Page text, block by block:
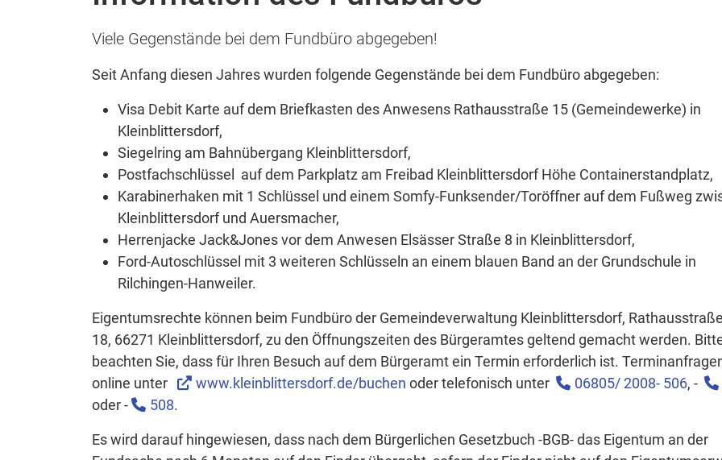
Viele Gegenstände bei dem Fundbüro abgegeben!
Seit Anfang diesen Jahres wurden folgende Gegenstände bei dem Fundbüro abgegeben:
Visa Debit Karte auf dem Briefkasten des Anwesens Rathausstraße 15 (Gemeindewerke) in
Kleinblittersdorf,
Siegelring am Bahnübergang Kleinblittersdorf,
Postfachschlüssel auf dem Parkplatz am Freibad Kleinblittersdorf Höhe Containerstandplatz,
Karabinerhaken mit 1 Schlüssel und einem Somfy-Funksender/Toröffner auf dem Fußweg
Kleinblittersdorf und Auersmacher,
Herrenjacke Jack&Jones vor dem Anwesen Elsässer Straße 8 in Kleinblittersdorf,
Ford-Autoschlüssel mit 3 weiteren Schlüsseln an einem blauen Band an der Grundschule in
Rilchingen-Hanweiler.
Eigentumsrechte können beim Fundbüro der Gemeindeverwaltung Kleinblittersdorf,
18, 66271 Kleinblittersdorf, zu den Öffnungszeiten des Bürgeramtes geltend gemacht werden.
beachten Sie, dass für Ihren Besuch auf dem Bürgeramt ein Termin erforderlich ist.
online unter
www.kleinblittersdorf.de/buchen oder telefonisch unter 06805/ 2008- 506, -
oder -
508.
Es wird darauf hingewiesen, dass nach dem Bürgerlichen Gesetzbuch -BGB- das Eigentum an der